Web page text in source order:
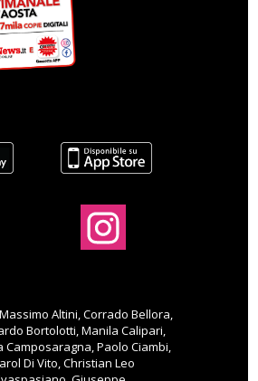
Altini, Corrado Bellora,
Bortolotti, Manila Calipari,
Camposaragna, Paolo Ciambi,
Di Vito, Christian Leo